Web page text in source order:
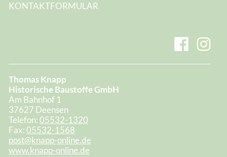
KONTAKTFORMULAR
Thomas Knapp
Historische Baustoffe GmbH
Am Bahnhof 1
37627 Deensen
Telefon:05532-1320
Fax:05532-1568
post@knapp-online.de
www.knapp-online.de